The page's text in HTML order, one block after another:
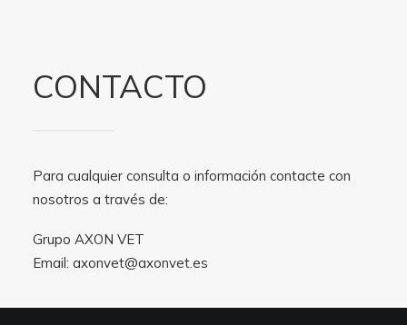
CONTACTO
Para cualquier consulta o información contacte con
nosotros a través de:
Grupo AXON VET
Email: axonvet@axonvet.es